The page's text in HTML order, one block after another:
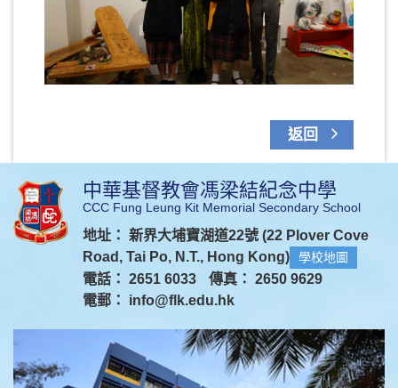
返回
中華基督教會馮梁結紀念中學
CCC Fung Leung Kit Memorial Secondary School
地址： 新界大埔寶湖道22號 (22 Plover Cove
Road, Tai Po, N.T., Hong Kong)
學校地圖
電話： 2651 6033
傳真： 2650 9629
電郵： info@flk.edu.hk